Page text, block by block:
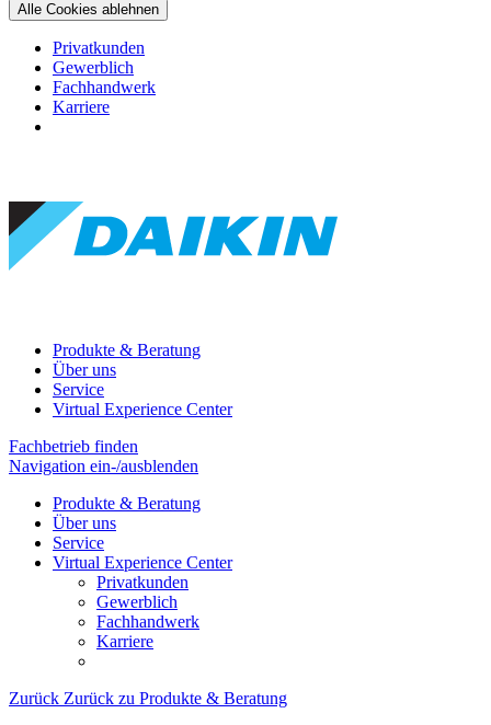
Alle Cookies ablehnen
Privatkunden
Gewerblich
Fachhandwerk
Karriere
Produkte & Beratung
Über uns
Service
Virtual Experience Center
Fachbetrieb finden
Navigation ein-/ausblenden
Produkte & Beratung
Über uns
Service
Virtual Experience Center
Privatkunden
Gewerblich
Fachhandwerk
Karriere
Zurück Zurück zu Produkte & Beratung